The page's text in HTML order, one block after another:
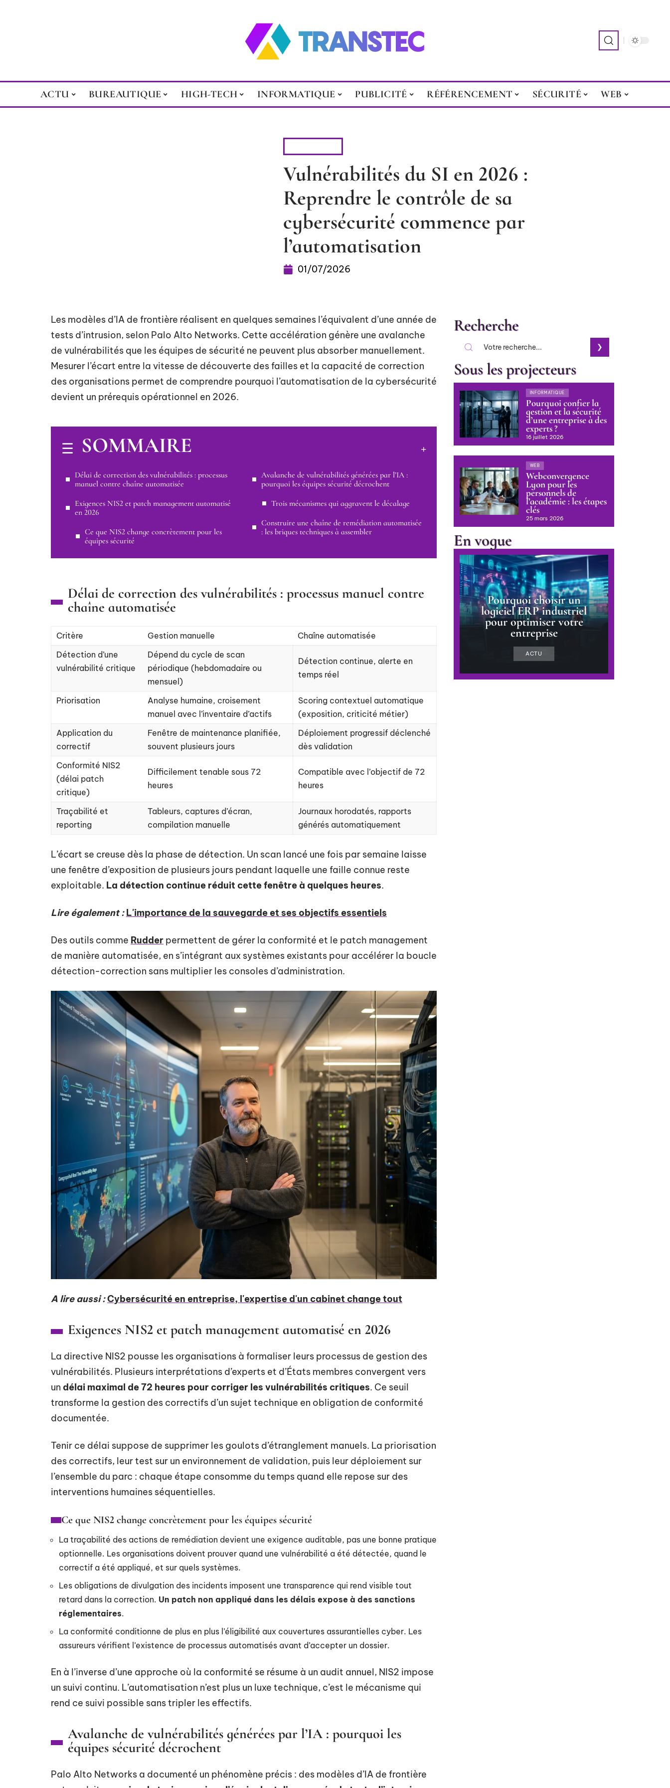
ACTU BUREAUTIQUE HIGH-TECH INFORMATIQUE PUBLICITÉ RÉFÉRENCEMENT SÉCURITÉ WEB
Vulnérabilités du SI en 2026 :
Reprendre le contrôle de sa
cybersécurité commence par
l’automatisation
01/07/2026
Les modèles d’IA de frontière réalisent en quelques semaines l’équivalent d’une année de
tests d’intrusion, selon Palo Alto Networks. Cette accélération génère une avalanche
de vulnérabilités que les équipes de sécurité ne peuvent plus absorber manuellement.
Mesurer l’écart entre la vitesse de découverte des failles et la capacité de correction
des organisations permet de comprendre pourquoi l’automatisation de la cybersécurité
devient un prérequis opérationnel en 2026.
SOMMAIRE
Délai de correction des vulnérabilités : processus
manuel contre chaîne automatisée
Exigences NIS2 et patch management automatisé
en 2026
Ce que NIS2 change concrètement pour les
équipes sécurité
Avalanche de vulnérabilités générées par l’IA :
pourquoi les équipes sécurité décrochent
Trois mécanismes qui aggravent le décalage
Construire une chaîne de remédiation automatisée
: les briques techniques à assembler
Délai de correction des vulnérabilités : processus manuel contre
chaîne automatisée
Critère Gestion manuelle
Chaîne automatisée
Détection d’une
vulnérabilité critique
Dépend du cycle de scan
périodique (hebdomadaire ou
mensuel)
Détection continue, alerte en
temps réel
Priorisation
Analyse humaine, croisement
manuel avec l’inventaire d’actifs
Scoring contextuel automatique
(exposition, criticité métier)
Application du
correctif
Fenêtre de maintenance planifiée,
souvent plusieurs jours
Déploiement progressif déclenché
dès validation
Conformité NIS2
(délai patch
critique)
Difficilement tenable sous 72
heures
Compatible avec l’objectif de 72
heures
Traçabilité et
reporting
Tableurs, captures d’écran,
compilation manuelle
Journaux horodatés, rapports
générés automatiquement
L’écart se creuse dès la phase de détection. Un scan lancé une fois par semaine laisse
une fenêtre d’exposition de plusieurs jours pendant laquelle une faille connue reste
exploitable. La détection continue réduit cette fenêtre à quelques heures.
Lire également : L'importance de la sauvegarde et ses objectifs essentiels
Des outils comme Rudder permettent de gérer la conformité et le patch management
de manière automatisée, en s’intégrant aux systèmes existants pour accélérer la boucle
détection-correction sans multiplier les consoles d’administration.
A lire aussi :Cybersécurité en entreprise, l'expertise d'un cabinet change tout
Exigences NIS2 et patch management automatisé en 2026
La directive NIS2 pousse les organisations à formaliser leurs processus de gestion des
vulnérabilités. Plusieurs interprétations d’experts et d’États membres convergent vers
un délai maximal de 72 heures pour corriger les vulnérabilités critiques. Ce seuil
transforme la gestion des correctifs d’un sujet technique en obligation de conformité
documentée.
Tenir ce délai suppose de supprimer les goulots d’étranglement manuels. La priorisation
des correctifs, leur test sur un environnement de validation, puis leur déploiement sur
l’ensemble du parc : chaque étape consomme du temps quand elle repose sur des
interventions humaines séquentielles.
Ce que NIS2 change concrètement pour les équipes sécurité
La traçabilité des actions de remédiation devient une exigence auditable, pas une bonne pratique
optionnelle. Les organisations doivent prouver quand une vulnérabilité a été détectée, quand le
correctif a été appliqué, et sur quels systèmes.
Les obligations de divulgation des incidents imposent une transparence qui rend visible tout
retard dans la correction. Un patch non appliqué dans les délais expose à des sanctions
réglementaires.
La conformité conditionne de plus en plus l’éligibilité aux couvertures assurantielles cyber. Les
assureurs vérifient l’existence de processus automatisés avant d’accepter un dossier.
En à l’inverse d’une approche où la conformité se résume à un audit annuel, NIS2 impose
un suivi continu. L’automatisation n’est plus un luxe technique, c’est le mécanisme qui
rend ce suivi possible sans tripler les effectifs.
Avalanche de vulnérabilités générées par l’IA : pourquoi les
équipes sécurité décrochent
Palo Alto Networks a documenté un phénomène précis : des modèles d’IA de frontière
Recherche
Sous les projecteurs
INFORMATIQUE
Pourquoi confier la
gestion et la sécurité
d’une entreprise à des
experts ?
16 juillet 2026
WEB
Webconvergence
Lyon pour les
personnels de
l’académie : les étapes
clés
25 mars 2026
En vogue
Pourquoi choisir un
logiciel ERP industriel
pour optimiser votre
entreprise
ACTU